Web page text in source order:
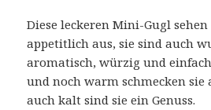
Diese leckeren Mini-Gugl
appetitlich aus, sie sind auch
aromatisch, würzig und
und noch warm schmecken sie
auch kalt sind sie ein Genuss.